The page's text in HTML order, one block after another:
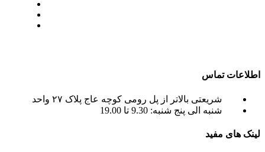
اطلاعات تماس
شریعتی بالاتر از پل رومی کوچه عاج پلاک ۲۷ واحد
شنبه الی پنج شنبه: 9.30 تا 19.00
لینک های مفید